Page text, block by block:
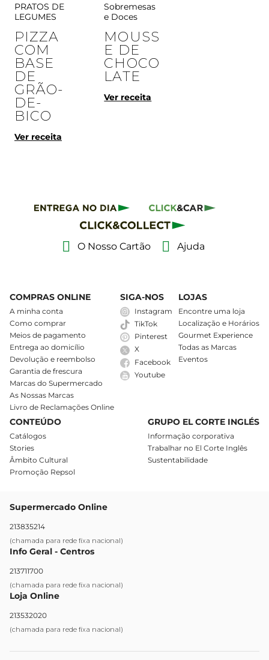
PRATOS DE
LEGUMES
PIZZA
COM
BASE
DE
GRÃO-
DE-
BICO
Ver receita
Sobremesas
e Doces
MOUSS
E DE
CHOCO
LATE
Ver receita
O Nosso Cartão Ajuda
COMPRAS ONLINE
A minha conta
Como comprar
Meios de pagamento
Entrega ao domicílio
Devolução e reembolso
Garantia de frescura
Marcas do Supermercado
As Nossas Marcas
Livro de Reclamações Online
SIGA-NOS
Instagram
TikTok
Pinterest
X
Facebook
Youtube
LOJAS
Encontre uma loja
Localização e Horários
Gourmet Experience
Todas as Marcas
Eventos
CONTEÚDO
Catálogos
Stories
Âmbito Cultural
Promoção Repsol
GRUPO EL CORTE INGLÉS
Informação corporativa
Trabalhar no El Corte Inglês
Sustentabilidade
Supermercado Online
213835214
(chamada para rede fixa nacional)
Info Geral - Centros
213711700
(chamada para rede fixa nacional)
Loja Online
213532020
(chamada para rede fixa nacional)